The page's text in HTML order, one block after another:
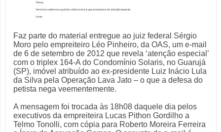
Faz parte do material entregue ao juiz federal Sérgio
Moro pelo empreiteiro Léo Pinheiro, da OAS, um e-mail
de 6 de setembro de 2012 que revela ‘atenção especial’
com o triplex 164-A do Condomínio Solaris, no Guarujá
(SP), imóvel atribuído ao ex-presidente Luiz Inácio Lula
da Silva pela Operação Lava Jato – o que a defesa do
petista nega veementemente.
A mensagem foi trocada às 18h08 daquele dia pelos
executivos da empreiteira Lucas Pithon Gordilho a
Telmo Tonolli, com cópia para Roberto Moreira Ferreira